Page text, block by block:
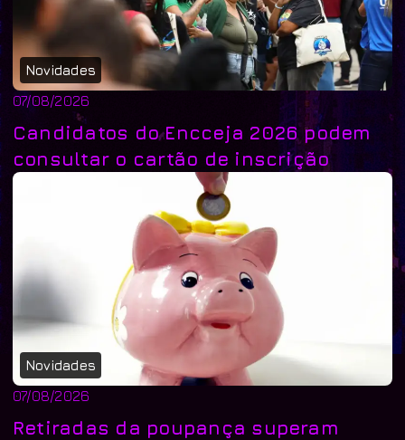
Novidades
07/08/2026
Candidatos do Encceja 2026 podem
consultar o cartão de inscrição
Novidades
07/08/2026
Retiradas da poupança superam